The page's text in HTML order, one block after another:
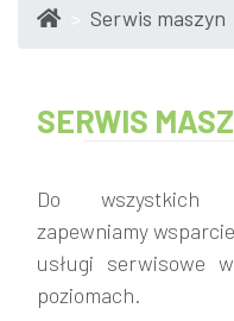
Serwis maszyn
SERWIS
Do wszystkich
zapewniamy
usługi serwisowe
poziomach.